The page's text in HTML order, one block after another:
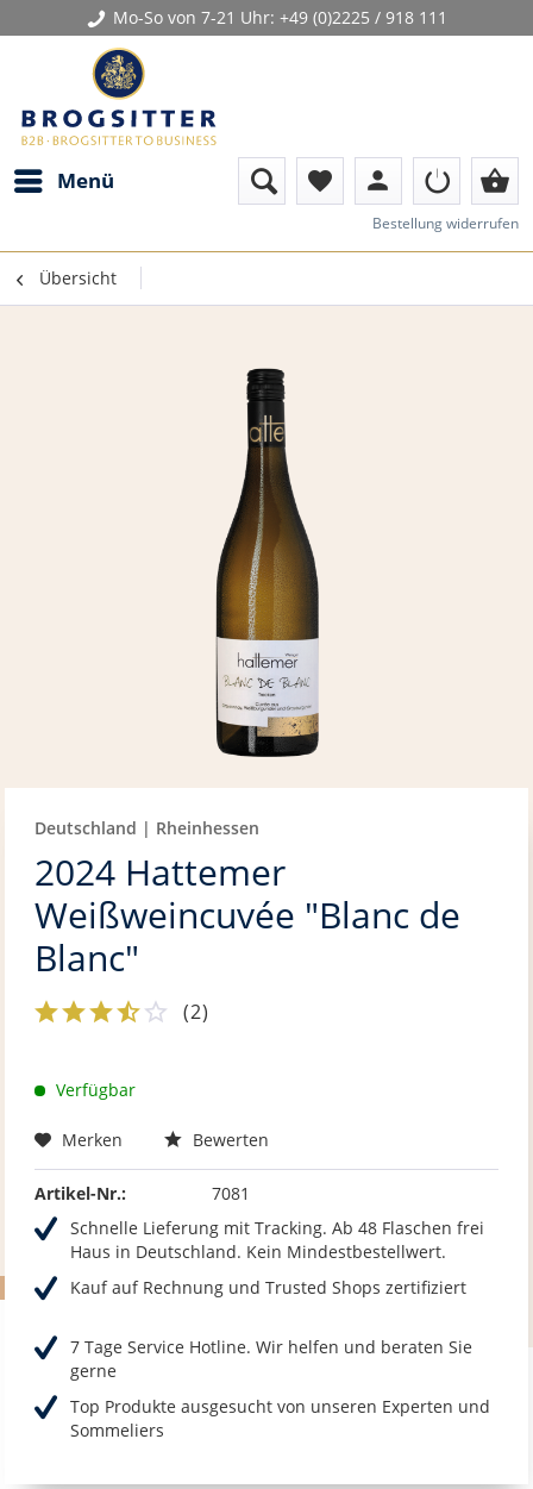
Mo-So von 7-21 Uhr: +49 (0)2225 / 918 111
Menü favorite person shopping_basket
Bestellung widerrufen
Übersicht
Deutschland | Rheinhessen
2024 Hattemer
Weißweincuvée "Blanc de
Blanc"
(2)
Verfügbar
Merken Bewerten
Artikel-Nr.:
7081
Schnelle Lieferung mit Tracking. Ab 48 Flaschen frei
Haus in Deutschland. Kein Mindestbestellwert.
Kauf auf Rechnung und Trusted Shops zertifiziert
7 Tage Service Hotline. Wir helfen und beraten Sie
gerne
Top Produkte ausgesucht von unseren Experten und
Sommeliers